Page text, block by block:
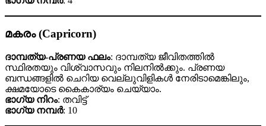
മകരം (Capricorn)
ദാമ്പത്യ-പ്രണയ ഫലം: ദാമ്പത്യ ജീവിതത്തിൽ
സ്ഥിരതയും വിശ്വാസവും നിലനിൽക്കും. പ്രണയ
ബന്ധങ്ങളിൽ ചെറിയ വെല്ലുവിളികൾ നേരിടാമെങ്കിലും,
ക്ഷമയോടെ കൈകാര്യം ചെയ്യാം.
ഭാഗ്യ നിറം: തവിട്ട്
ഭാഗ്യ നമ്പർ: 10